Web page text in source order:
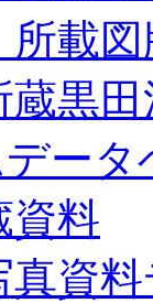
所載
黒
ータ
資料
真資